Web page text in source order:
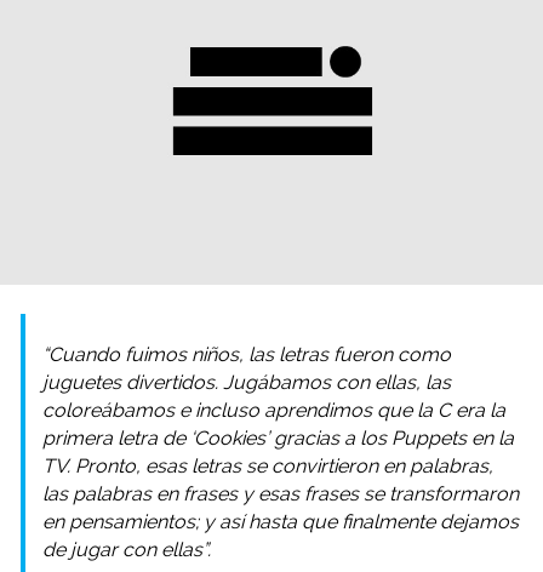
“Cuando fuimos niños, las letras fueron como
juguetes divertidos. Jugábamos con ellas, las
coloreábamos e incluso aprendimos que la C era la
primera letra de ‘Cookies’ gracias a los Puppets en la
TV. Pronto, esas letras se convirtieron en palabras,
las palabras en frases y esas frases se transformaron
en pensamientos; y así hasta que finalmente dejamos
de jugar con ellas”.